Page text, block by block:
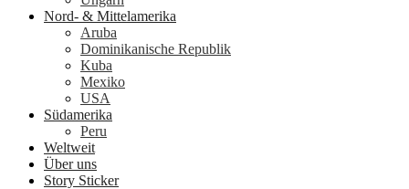
Nord- & Mittelamerika
Aruba
Dominikanische Republik
Kuba
Mexiko
USA
Südamerika
Peru
Weltweit
Über uns
Story Sticker